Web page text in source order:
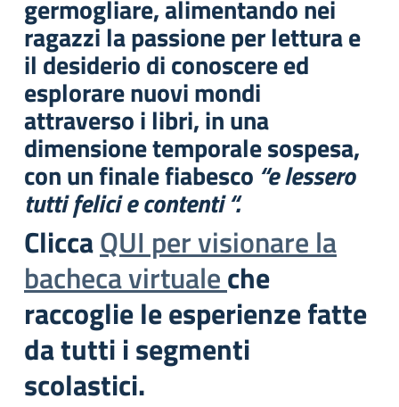
germogliare, alimentando nei
ragazzi la passione per lettura e
il desiderio di conoscere ed
esplorare nuovi mondi
attraverso i libri, in una
dimensione temporale sospesa,
con un finale fiabesco “e lessero
tutti felici e contenti “.
CliccaQUI per visionare la
bacheca virtualeche
raccoglie le esperienze fatte
da tutti i segmenti
scolastici.